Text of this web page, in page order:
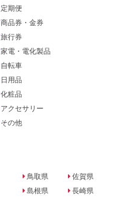
定期便
商品券・金券
旅行券
家電・電化製品
自転車
日用品
化粧品
アクセサリー
その他
鳥取県
島根県
佐賀県
長崎県